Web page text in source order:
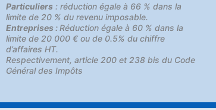
Particuliers: réduction égale à 66 % dans la
limite de 20 % du revenu imposable.
Entreprises :Réduction égale à 60 % dans la
limite de 20 000 € ou de 0.5% du chiffre
d’affaires HT.
Respectivement, article 200 et 238 bis du Code
Général des Impôts